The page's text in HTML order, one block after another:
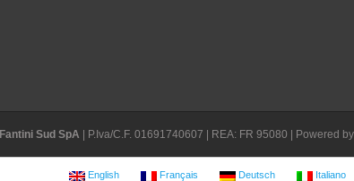
Fantini Sud SpA | P.Iva/C.F. 01691740607 | REA: FR 95080 | Powered
English Français Deutsch Italiano